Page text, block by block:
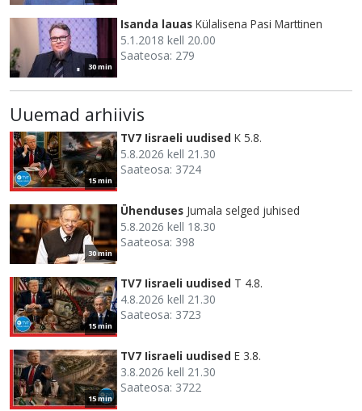
30 min
Isanda lauas Külalisena Pasi Marttinen
5.1.2018 kell 20.00
Saateosa: 279
Uuemad arhiivis
15 min
TV7 Iisraeli uudised K 5.8.
5.8.2026 kell 21.30
Saateosa: 3724
30 min
Ühenduses Jumala selged juhised
5.8.2026 kell 18.30
Saateosa: 398
15 min
TV7 Iisraeli uudised T 4.8.
4.8.2026 kell 21.30
Saateosa: 3723
15 min
TV7 Iisraeli uudised E 3.8.
3.8.2026 kell 21.30
Saateosa: 3722